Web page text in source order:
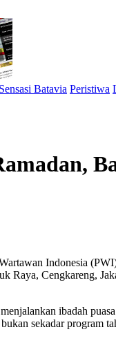
Sensasi Batavia Peristiwa
Indonesia
Raya, Cengkareng,
ibadah
sekadar program